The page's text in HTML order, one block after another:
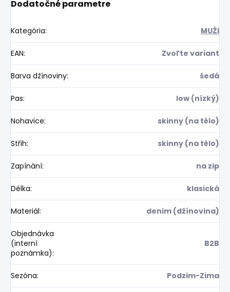
Dodatočné parametre
Kategória: MUŽI
EAN: Zvoľte variant
Barva džínoviny: šedá
Pas: low (nízký)
Nohavice: skinny (na tělo)
Střih: skinny (na tělo)
Zapínání: na zip
Délka: klasická
Materiál: denim (džínovina)
Objednávka
(interní
poznámka):
B2B
Sezóna: Podzim-Zima